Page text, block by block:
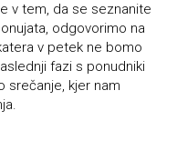
v tem, da se seznanite
odgovorimo na
v petek ne bomo
fazi s ponudniki
srečanje, kjer nam